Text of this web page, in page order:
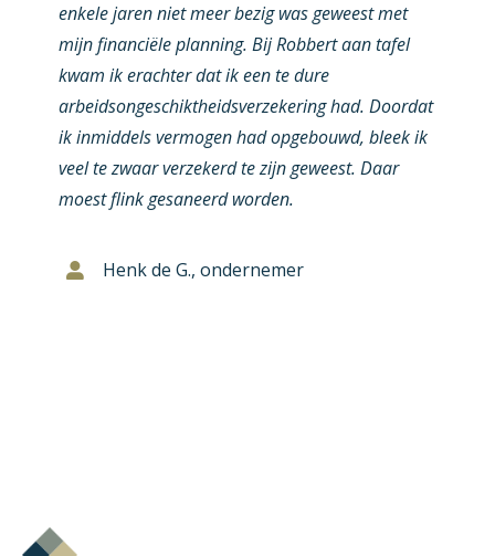
enkele jaren niet meer bezig was geweest met
mijn financiële planning. Bij Robbert aan tafel
kwam ik erachter dat ik een te dure
arbeidsongeschiktheidsverzekering had. Doordat
ik inmiddels vermogen had opgebouwd, bleek ik
veel te zwaar verzekerd te zijn geweest. Daar
moest flink gesaneerd worden.
Henk de G., ondernemer